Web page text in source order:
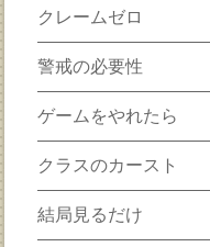
クレームゼロ
警戒の必要性
ゲームをやれたら
クラスのカースト
結局見るだけ